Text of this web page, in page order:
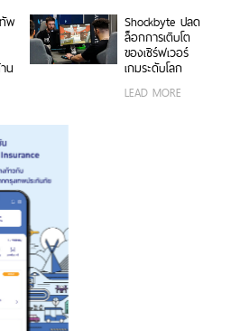
สมนาคุณสุดคุ้ม
ค่า!
า
น
ท
สวยทั้งภาพและ
วิดีโอ พร้อม
ดีไซน์ดวงดาว 3
มิติ ครั้งแรกใน
พ
น
น
Shockbyte ปลด
ล็อกการเติบโต
ของเซิร์ฟเวอร์
เกมระดับโลก
ด้วยขุมพลัง
เซิร์ฟเวอร์
LEAD MORE